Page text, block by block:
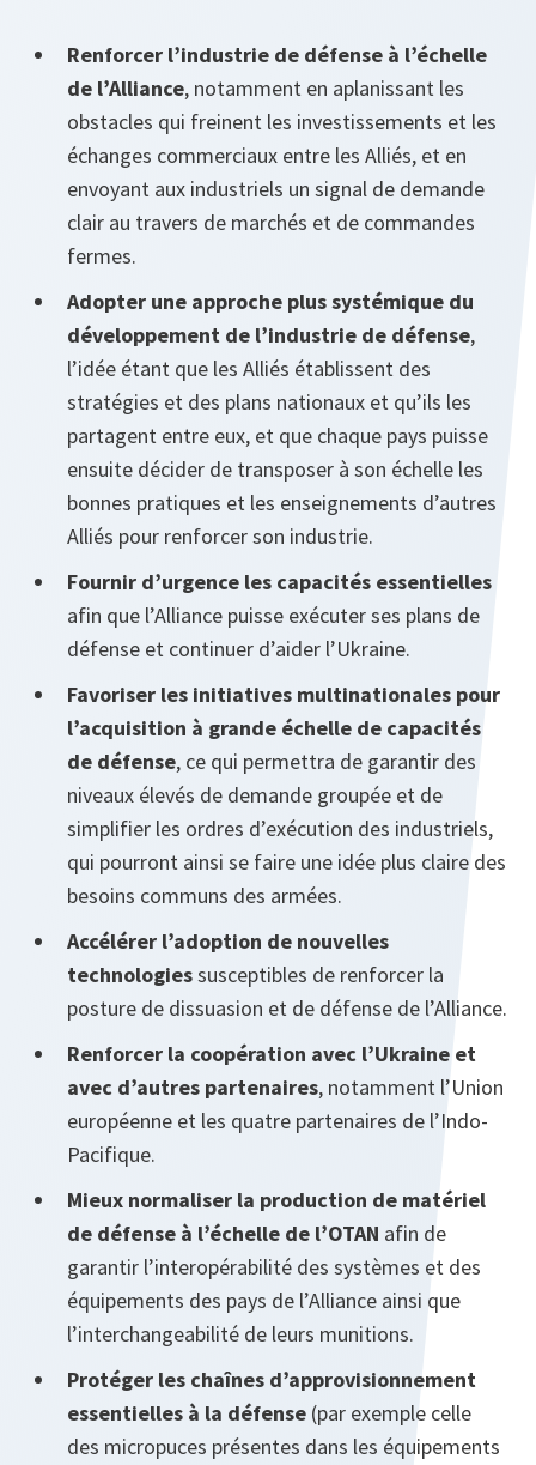
Renforcer l’industrie de défense à l’échelle
de l’Alliance, notamment en aplanissant les
obstacles qui freinent les investissements et les
échanges commerciaux entre les Alliés, et en
envoyant aux industriels un signal de demande
clair au travers de marchés et de commandes
fermes.
Adopter une approche plus systémique du
développement de l’industrie de défense,
l’idée étant que les Alliés établissent des
stratégies et des plans nationaux et qu’ils les
partagent entre eux, et que chaque pays puisse
ensuite décider de transposer à son échelle les
bonnes pratiques et les enseignements d’autres
Alliés pour renforcer son industrie.
Fournir d’urgence les capacités essentielles
afin que l’Alliance puisse exécuter ses plans de
défense et continuer d’aider l’Ukraine.
Favoriser les initiatives multinationales pour
l’acquisition à grande échelle de capacités
de défense, ce qui permettra de garantir des
niveaux élevés de demande groupée et de
simplifier les ordres d’exécution des industriels,
qui pourront ainsi se faire une idée plus claire des
besoins communs des armées.
Accélérer l’adoption de nouvelles
technologiessusceptibles de renforcer la
posture de dissuasion et de défense de l’Alliance.
Renforcer la coopération avec l’Ukraine et
avec d’autres partenaires, notamment l’Union
européenne et les quatre partenaires de l’Indo-
Pacifique.
Mieux normaliser la production de matériel
de défense à l’échelle de l’OTAN afin de
garantir l’interopérabilité des systèmes et des
équipements des pays de l’Alliance ainsi que
l’interchangeabilité de leurs munitions.
Protéger les chaînes d’approvisionnement
essentielles à la défense (par exemple celle
des micropuces présentes dans les équipements